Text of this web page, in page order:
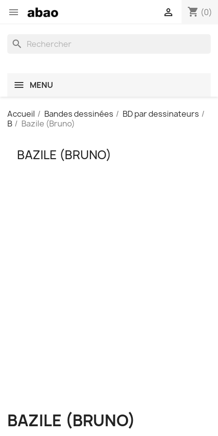
 shopping_cart (0)

search
MENU
Accueil Bandes dessinées
BD par dessinateurs
B
Bazile (Bruno)
BAZILE (BRUNO)
BAZILE (BRUNO)